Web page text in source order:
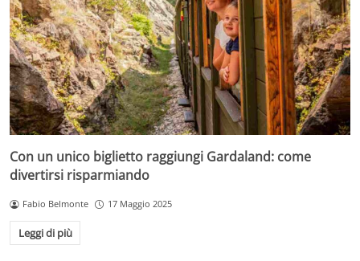
Con un unico biglietto raggiungi Gardaland: come
divertirsi risparmiando
Fabio Belmonte 17 Maggio 2025
Leggi di più